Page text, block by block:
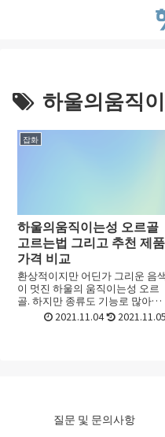
하울의움직
잡화
하울의움직이는성 오르골
고르는법 그리고 추천 제품
가격 비교
환상적이지만 어딘가 그리운 음색
이 멋진 하울의 움직이는성 오르
골. 하지만 종류도 기능로 많아서
어떤 하울의움직이는성오르골를
골라야 할지 선택하기가 어려울
2021.11.04 2021.11.05
질문 및 문의사항